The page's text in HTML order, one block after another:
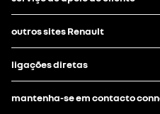
outros sites Renault
ligações diretas
mantenha-se em contacto